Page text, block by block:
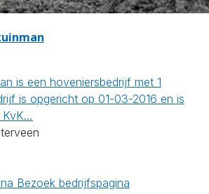
is een hoveniersbedrijf met 1
is opgericht op 01-03-2016 en is
KvK…
Bezoek bedrijfspagina